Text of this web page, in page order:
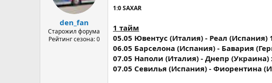
den_fan
Старожил форума
Рейтинг сезона: 0
1:0 SAXAR
1 тайм
05.05 Ювентус (Италия) - Реал (Испания)
06.05 Барселона (Испания) - Бавария
07.05 Наполи (Италия) - Днепр (Украина)
07.05 Севилья (Испания) - Фиорентина